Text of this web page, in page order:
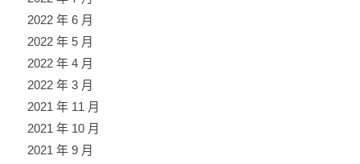
2022 年 6 月
2022 年 5 月
2022 年 4 月
2022 年 3 月
2021 年 11 月
2021 年 10 月
2021 年 9 月